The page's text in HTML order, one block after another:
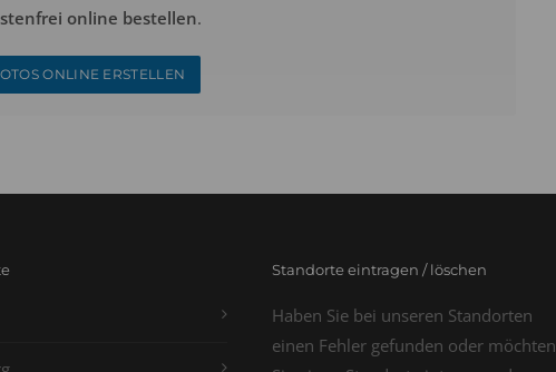
online bestellen.
ONLINE ERSTELLEN
Standorte eintragen / löschen
Haben Sie bei unseren Standorten
einen Fehler gefunden oder möchten